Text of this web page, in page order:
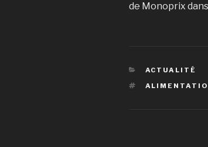
de Monoprix
CATÉGORIES
ACTUALITÉ
ÉTIQUETTES